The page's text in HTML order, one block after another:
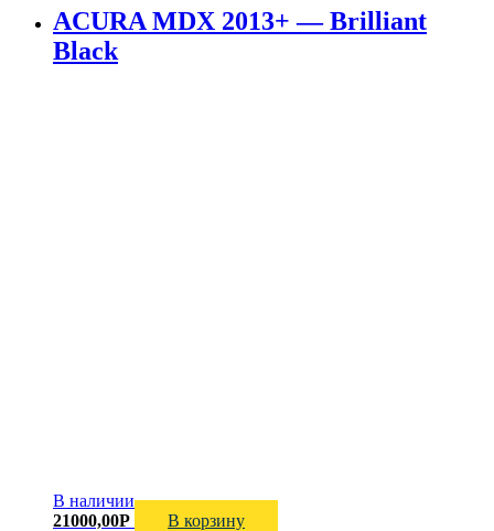
ACURA MDX 2013+ — Brilliant
Black
В наличии
21000,00Р
В корзину